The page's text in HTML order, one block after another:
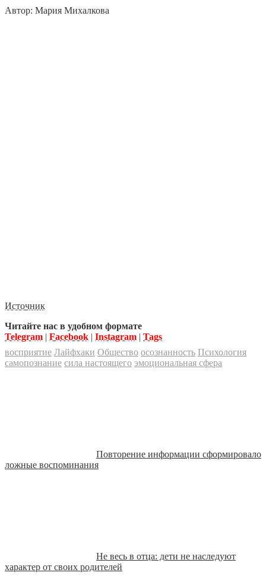
Автор: Мария Михалкова
Источник
Читайте нас в удобном формате
Telegram | Facebook | Instagram | Tags
восприятие Лайфхаки Общество осознанность Психология
самопознание сила настоящего эмоциональная сфера
Повторение информации сформировало
ложные воспоминания
Не весь в отца: дети не наследуют
характер от своих родителей